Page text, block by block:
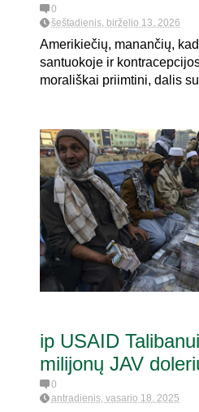
0
šeštadienis, birželio 13, 2026
Amerikiečių, manančių,
santuokoje ir
morališkai priimtini, dalis
ip USAID
milijonų JAV
0
antradienis, vasario 18, 2025